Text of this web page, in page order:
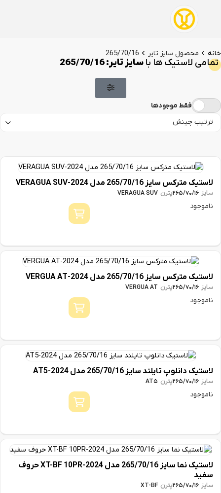
خانه محصول سایز تایر 265/70/16
تمامی لاستیک ها با سایز تایر: 265/70/16
لاستیک مترکس سایز 265/70/16 مدل 2024-VERAGUA SUV
سایز 265/70/16پترن VERAGUA SUV
ناموجود
لاستیک مترکس سایز 265/70/16 مدل 2024-VERGUA AT
سایز 265/70/16پترن VERGUA AT
ناموجود
لاستیک دانلوپ تایلند سایز 265/70/16 مدل 2024-AT5
سایز 265/70/16پترن AT5
ناموجود
لاستیک نما سایز 265/70/16 مدل 2024-XT-BF 10PR حروف
سفید
سایز 265/70/16پترن XT-BF